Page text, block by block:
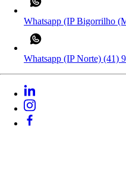
Whatsapp (IP Bigorrilho
Whatsapp (IP Norte) (41)